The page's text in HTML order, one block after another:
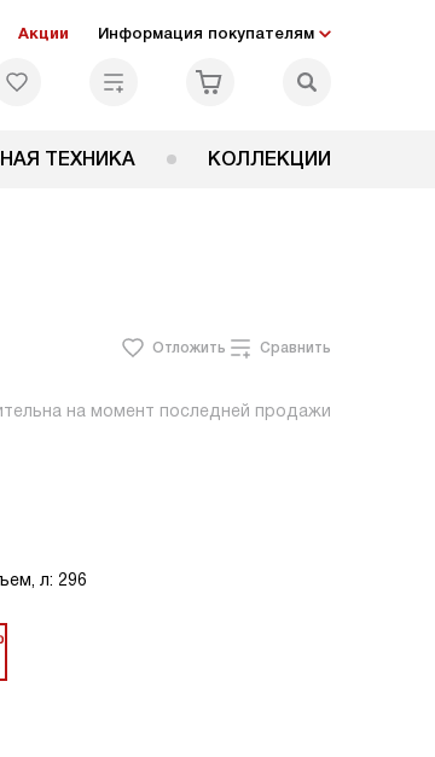
Акции Информация покупателям
ТЕХНИКА КОЛЛЕКЦИИ
Отложить Сравнить
на момент последней продажи
л: 296